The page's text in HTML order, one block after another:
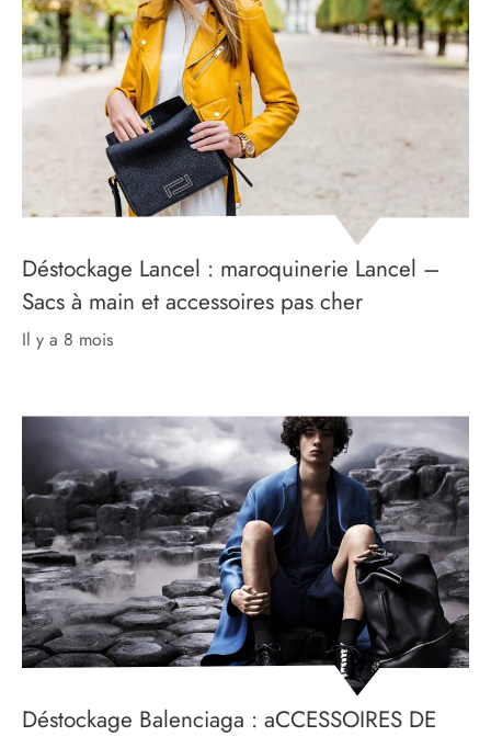
Déstockage Lancel : maroquinerie Lancel –
Sacs à main et accessoires pas cher
il y a 8 mois
Déstockage Balenciaga : aCCESSOIRES DE